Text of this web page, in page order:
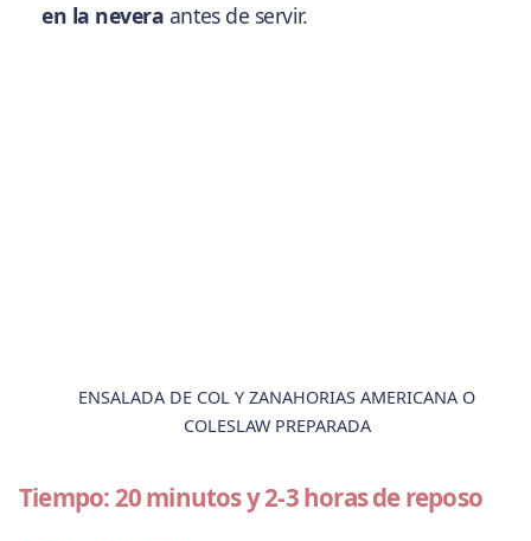
en la nevera antes de servir.
ENSALADA DE COL Y ZANAHORIAS AMERICANA O
COLESLAW PREPARADA
Tiempo: 20 minutos y 2-3 horas de reposo